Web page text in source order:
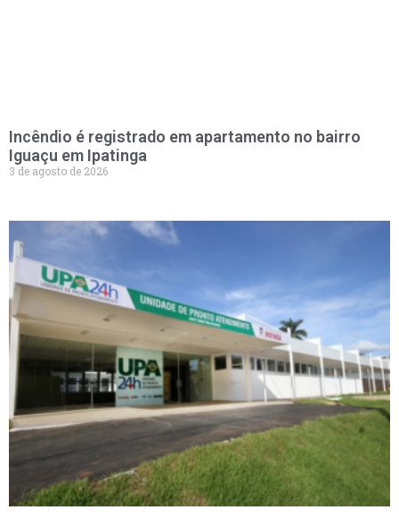
Incêndio é registrado em apartamento no bairro
Iguaçu em Ipatinga
3 de agosto de 2026